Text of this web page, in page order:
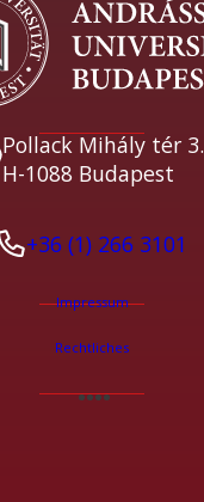
Pollack Mihály tér 3.
H-1088 Budapest
+36 (1) 266 3101
Impressum
Rechtliches